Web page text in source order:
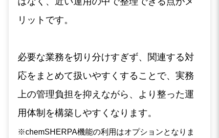
リットです。
必要な業務を切り分けすぎず、関連する対
応をまとめて扱いやすくすることで、実務
上の管理負担を抑えながら、より整った運
用体制を構築しやすくなります。
※chemSHERPA機能の利用はオプションとなりま